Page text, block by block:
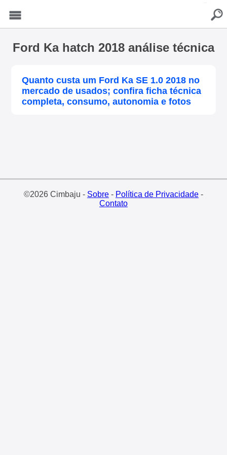
Ford Ka hatch 2018 análise técnica
Quanto custa um Ford Ka SE 1.0 2018 no
mercado de usados; confira ficha técnica
completa, consumo, autonomia e fotos
©2026 Cimbaju - Sobre- Política de Privacidade-
Contato